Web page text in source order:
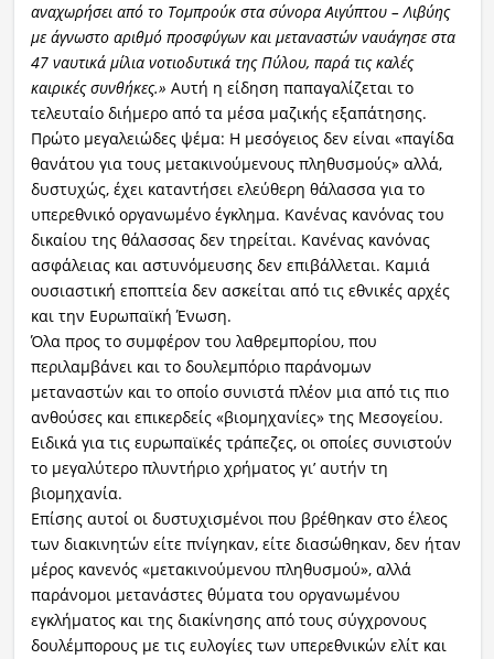
αναχωρήσει από το Τομπρούκ στα σύνορα Αιγύπτου – Λιβύης
με άγνωστο αριθμό προσφύγων και μεταναστών ναυάγησε στα
47 ναυτικά μίλια νοτιοδυτικά της Πύλου, παρά τις καλές
καιρικές συνθήκες.» Αυτή η είδηση παπαγαλίζεται το
τελευταίο διήμερο από τα μέσα μαζικής εξαπάτησης.
Πρώτο μεγαλειώδες ψέμα: Η μεσόγειος δεν είναι «παγίδα
θανάτου για τους μετακινούμενους πληθυσμούς» αλλά,
δυστυχώς, έχει καταντήσει ελεύθερη θάλασσα για το
υπερεθνικό οργανωμένο έγκλημα. Κανένας κανόνας του
δικαίου της θάλασσας δεν τηρείται. Κανένας κανόνας
ασφάλειας και αστυνόμευσης δεν επιβάλλεται. Καμιά
ουσιαστική εποπτεία δεν ασκείται από τις εθνικές αρχές
και την Ευρωπαϊκή Ένωση.
Όλα προς το συμφέρον του λαθρεμπορίου, που
περιλαμβάνει και το δουλεμπόριο παράνομων
μεταναστών και το οποίο συνιστά πλέον μια από τις πιο
ανθούσες και επικερδείς «βιομηχανίες» της Μεσογείου.
Ειδικά για τις ευρωπαϊκές τράπεζες, οι οποίες συνιστούν
το μεγαλύτερο πλυντήριο χρήματος γι’ αυτήν τη
βιομηχανία.
Επίσης αυτοί οι δυστυχισμένοι που βρέθηκαν στο έλεος
των διακινητών είτε πνίγηκαν, είτε διασώθηκαν, δεν ήταν
μέρος κανενός «μετακινούμενου πληθυσμού», αλλά
παράνομοι μετανάστες θύματα του οργανωμένου
εγκλήματος και της διακίνησης από τους σύγχρονους
δουλέμπορους με τις ευλογίες των υπερεθνικών ελίτ και